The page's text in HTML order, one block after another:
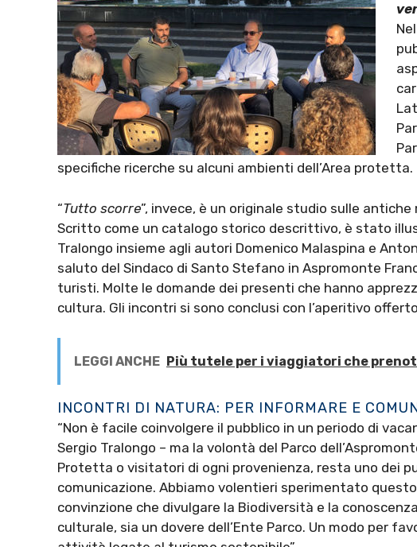
specifiche ricerche su alcuni ambienti dell’Area protetta.
“Tutto scorre”, invece, è un originale studio sulle
Scritto come un catalogo storico descrittivo, è stato
Tralongo insieme agli autori Domenico Malaspina e
saluto del Sindaco di Santo Stefano in Aspromonte
turisti. Molte le domande dei presenti che hanno
cultura. Gli incontri si sono conclusi con l’aperitivo
LEGGI ANCHE Più tutele per i viaggiatori che
INCONTRI DI NATURA: PER INFORMARE E
“Non è facile coinvolgere il pubblico in un periodo di
Sergio Tralongo – ma la volontà del Parco
Protetta o visitatori di ogni provenienza, resta uno dei
comunicazione. Abbiamo volentieri sperimentato
convinzione che divulgare la Biodiversità e la
culturale, sia un dovere dell’Ente Parco. Un modo per